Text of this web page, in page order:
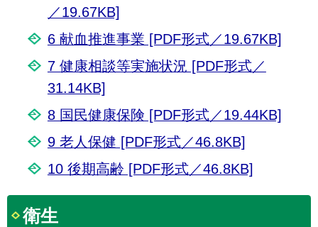
／19.67KB]
6 献血推進事業 [PDF形式／19.67KB]
7 健康相談等実施状況 [PDF形式／
31.14KB]
8 国民健康保険 [PDF形式／19.44KB]
9 老人保健 [PDF形式／46.8KB]
10 後期高齢 [PDF形式／46.8KB]
衛生